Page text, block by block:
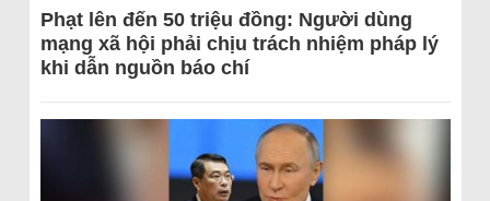
Phạt lên đến 50 triệu đồng: Người dùng
mạng xã hội phải chịu trách nhiệm pháp lý
khi dẫn nguồn báo chí